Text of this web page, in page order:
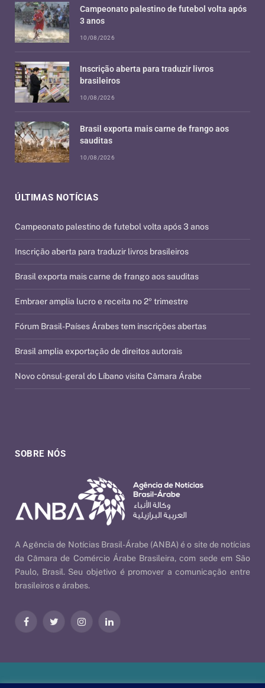
SOBRE NÓS
A Agência de Notícias Brasil-Árabe (ANBA) é o site de notícias
da Câmara de Comércio Árabe Brasileira, com sede em São
Paulo, Brasil. Seu objetivo é promover a comunicação entre
brasileiros e árabes.
FacebookTwitter InstagramLinkedIn
ÚLTIMAS NOTÍCIAS
Campeonato palestino de futebol volta após 3 anos
Inscrição aberta para traduzir livros brasileiros
Brasil exporta mais carne de frango aos sauditas
Embraer amplia lucro e receita no 2º trimestre
Fórum Brasil-Países Árabes tem inscrições abertas
Brasil amplia exportação de direitos autorais
Novo cônsul-geral do Líbano visita Câmara Árabe
Campeonato palestino de futebol volta após
3 anos
10/08/2026
Inscrição aberta para traduzir livros
brasileiros
10/08/2026
Brasil exporta mais carne de frango aos
sauditas
10/08/2026